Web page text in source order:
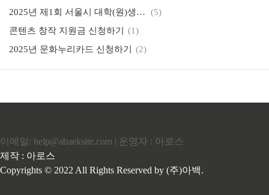
2025년 제1회 서울시 대학(원)생 학자금 대출이자 지원 신청하기
(5)
콘텐츠 창작 지원금 신청하기
(1)
2025년 문화누리카드 신청하기
(2)
이메일: help@abaeksite.com | 운영자 : 아로스
제작 : 아로스
Copyrights © 2022 All Rights Reserved by (주)아백.